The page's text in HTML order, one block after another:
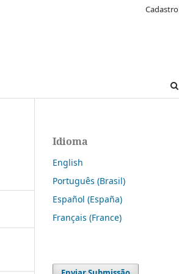
Cadastro
Idioma
English
Português (Brasil)
Español (España)
Français (France)